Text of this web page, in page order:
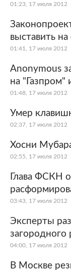
01:23, 17 июля 2012
выставить
01:41, 17 июля 2012
Anonymous
на "Газпром"
01:48, 17 июля 2012
Умер
02:37, 17 июля 2012
Хосни
02:55, 17 июля 2012
Глава ФСКН
03:43, 17 июля 2012
Эксперты
загородного
04:00, 17 июля 2012
В Москве